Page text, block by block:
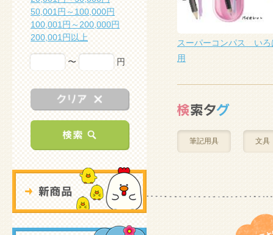
50,001円～100,000円
100,001円～200,000円
200,001円以上
〜 円
消しゴム ハイポリマーアイン
ソフト
スーパーコンパス い
用
筆記用具 文具